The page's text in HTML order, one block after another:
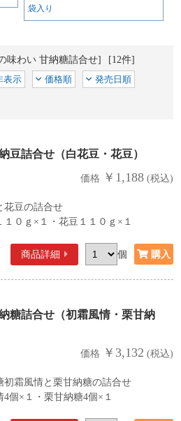
袋入り
味わい 甘納糖詰合せ]
[12件]
表示 価格順
発売日順
豆詰合せ（白花豆・花豆）
価格 ￥1,188(税込)
花豆の詰合せ
１０ｇ×１・花豆１１０ｇ×１
商品詳細 個
糖詰合せ（初霜風情・栗甘納
価格 ￥3,132 (税込)
初霜風情と栗甘納糖の詰合せ
4個×１・栗甘納糖4個×１